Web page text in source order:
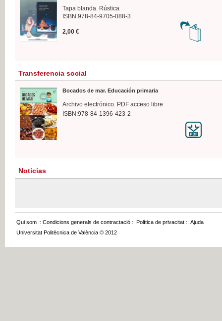
Tapa blanda. Rústica
ISBN:978-84-9705-088-3
2,00 €
Transferencia social
Bocados de mar. Educación primaria
Archivo electrónico. PDF acceso libre
ISBN:978-84-1396-423-2
Noticias
Qui som :: Condicions generals de contractació :: Política de privacitat :: Ajuda
Universitat Politècnica de València © 2012